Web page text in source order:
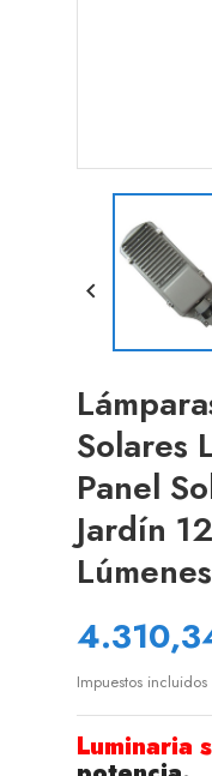

Solares
Panel
Jardín
Lúmenes
Impuestos incluidos
Luminaria